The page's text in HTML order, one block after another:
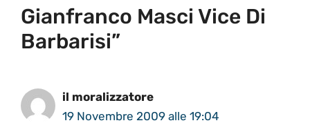
Gianfranco Masci Vice Di
Barbarisi”
il moralizzatore
19 Novembre 2009 alle 19:04